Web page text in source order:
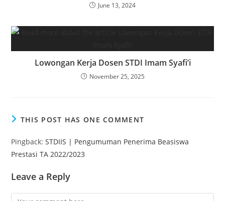
June 13, 2024
Lowongan Kerja Dosen STDI Imam Syafi’i
November 25, 2025
THIS POST HAS ONE COMMENT
Pingback:STDIIS | Pengumuman Penerima Beasiswa
Prestasi TA 2022/2023
Leave a Reply
Comment